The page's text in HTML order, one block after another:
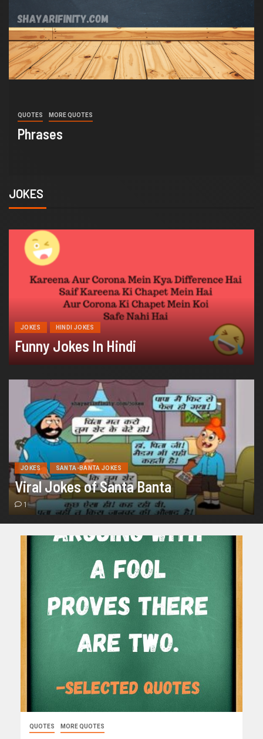
QUOTES MORE QUOTES
Insurance Quotes
JOKES
JOKES HINDI JOKES
Funny Jokes In Hindi
JOKES SANTA-BANTA JOKES
Viral Jokes of Santa Banta
1
QUOTES MORE QUOTES